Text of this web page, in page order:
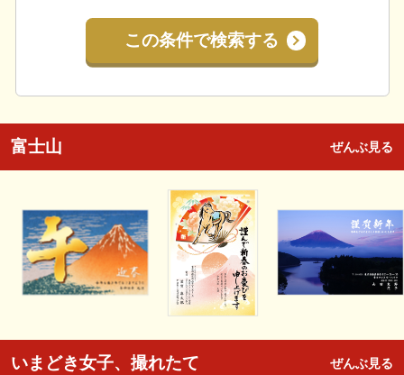
この条件で検索する
富士山 ぜんぶ見る
いまどき女子、撮れたて ぜんぶ見る